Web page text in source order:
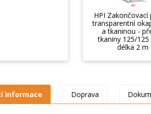
HPI Zakončovací
transparentní
a tkaninou -
tkaniny 125/
délka 2 m
informace Doprava